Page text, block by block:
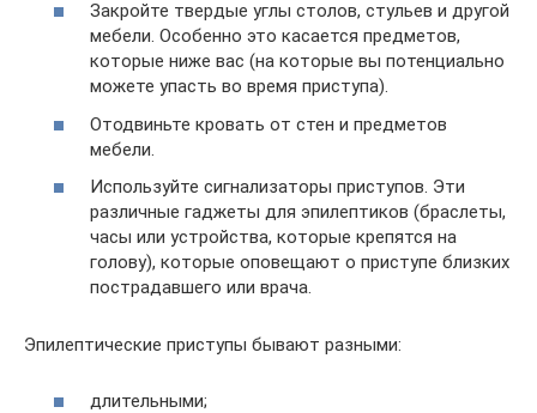
Закройте твердые углы столов, стульев и другой
мебели. Особенно это касается предметов,
которые ниже вас (на которые вы потенциально
можете упасть во время приступа).
Отодвиньте кровать от стен и предметов
мебели.
Используйте сигнализаторы приступов. Эти
различные гаджеты для эпилептиков (браслеты,
часы или устройства, которые крепятся на
голову), которые оповещают о приступе близких
пострадавшего или врача.
Эпилептические приступы бывают разными:
длительными;